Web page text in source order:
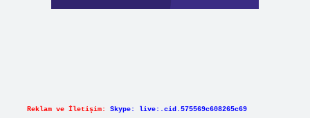
Reklam ve İletişim: Skype: live:.cid.575569c608265c69